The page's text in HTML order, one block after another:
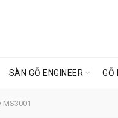
SÀN GỖ ENGINEER GỖ
MS3001